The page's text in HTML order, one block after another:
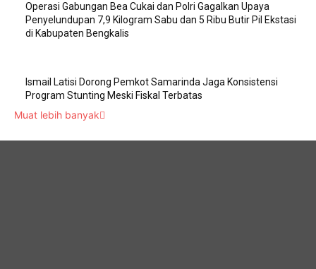
Operasi Gabungan Bea Cukai dan Polri Gagalkan Upaya
Penyelundupan 7,9 Kilogram Sabu dan 5 Ribu Butir Pil Ekstasi
di Kabupaten Bengkalis
Ismail Latisi Dorong Pemkot Samarinda Jaga Konsistensi
Program Stunting Meski Fiskal Terbatas
Muat lebih banyak